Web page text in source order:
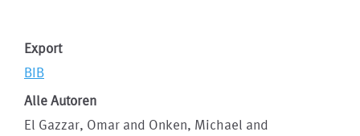
Export
BIB
Alle Autoren
El Gazzar, Omar and Onken, Michael and